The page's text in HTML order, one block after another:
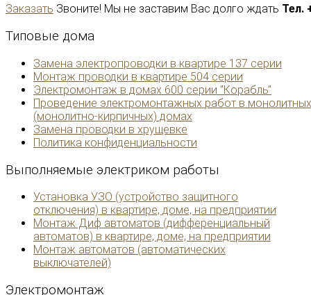
Заказать Звоните! Мы не заставим Вас долго ждать Тел.
Типовые дома
Замена электропроводки в квартире 137 серии
Монтаж проводки в квартире 504 серии
Электромонтаж в домах 600 серии "Корабль"
Проведение электромонтажных работ в монолитных
(монолитно-кирпичных) домах
Замена проводки в хрущевке
Политика конфиденциальности
Выполняемые электриком работы
Установка УЗО (устройство защитного
отключения) в квартире, доме, на предприятии
Монтаж Диф автоматов (дифференциальный
автоматов) в квартире, доме, на предприятии
Монтаж автоматов (автоматических
выключателей)
Электромонтаж